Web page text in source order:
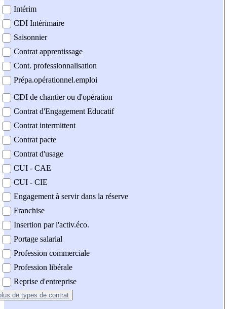
Intérim
CDI Intérimaire
Saisonnier
Contrat apprentissage
Cont. professionnalisation
Prépa.opérationnel.emploi
CDI de chantier ou d'opération
Contrat d'Engagement Educatif
Contrat intermittent
Contrat pacte
Contrat d'usage
CUI - CAE
CUI - CIE
Engagement à servir dans la réserve
Franchise
Insertion par l'activ.éco.
Portage salarial
Profession commerciale
Profession libérale
Reprise d'entreprise
de types de contrat